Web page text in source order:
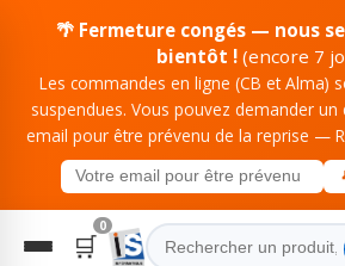
🌴 Fermeture congés — nous
bientôt !(encore 7
Les commandes en ligne (CB et Alma)
suspendues. Vous pouvez demander
email pour être prévenu de la reprise —
🛒
0